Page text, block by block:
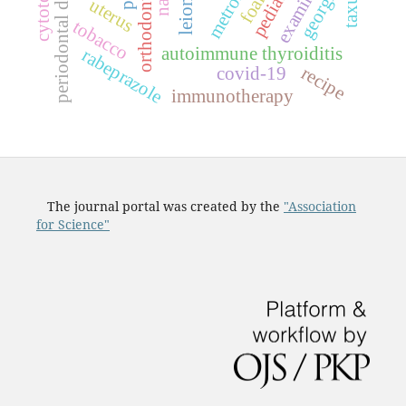
autoimmune thyroiditis
uterus
rabeprazole covid-19
immunotherapy
tobacco
recipe
The journal portal was created by the "Association
for Science"